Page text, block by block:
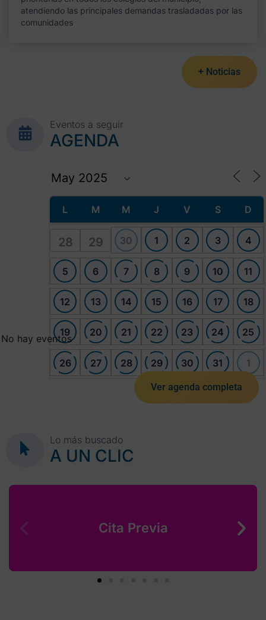
atendiendo las principales demandas trasladadas por las
comunidades
+ Noticias
Eventos a seguir
AGENDA
L M M J V S D
28 29 30 1 2 3 4
5 6 7 8 9 10 11
12 13 14 15 16 17 18
19 20 21 22 23 24 25
26 27 28 29 30 31 1
No hay eventos
Ver agenda completa
Lo más buscado
A UN CLIC
Cita Previa